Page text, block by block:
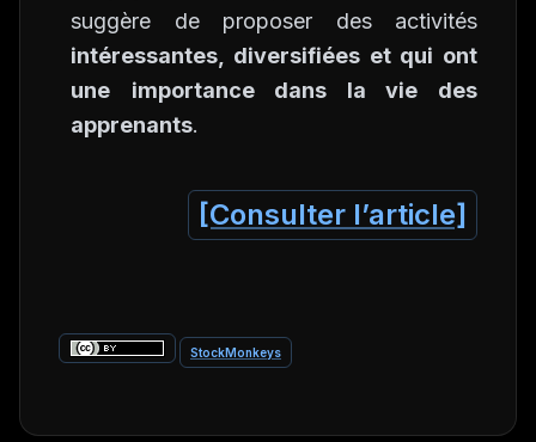
suggère de proposer des activités
intéressantes, diversifiées et qui ont
une
importance dans la vie des
apprenants.
[Consulter l’article]
StockMonkeys